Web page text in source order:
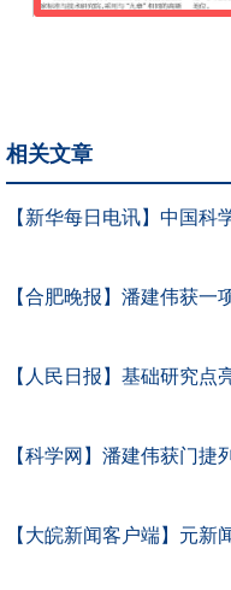
相关文章
【人民日报】基础研究点
【科学网】潘建伟获门捷